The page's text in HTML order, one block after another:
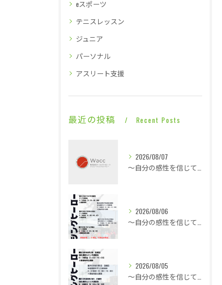
eスポーツ
テニスレッスン
ジュニア
パーソナル
アスリート支援
最近の投稿 Recent Posts
2026/08/07
～自分の感性を信じて言動し毎日1ミリ成長する～休憩も多くこの暑さでも快適な平場・・・
2026/08/06
～自分の感性を信じて言動し毎日1ミリ成長する～酷暑に身体は正直に反応で即就寝・・・
2026/08/05
～自分の感性を信じて言動し毎日1ミリ成長する～一日ゆっくり涼やかなライジングレジェンズ・・・